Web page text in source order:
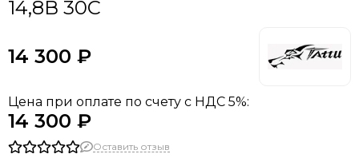
14,8В 30C
14 300 ₽
Цена при оплате по счету с НДС 5%:
14 300 ₽
Оставить отзыв